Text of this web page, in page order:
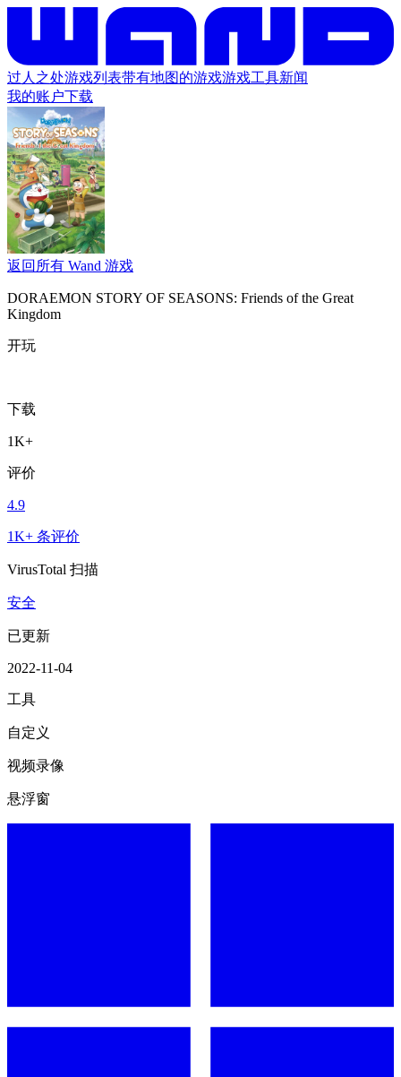
过人之处游戏列表带有地图的游戏游戏工具新闻
我的账户下载
返回所有 Wand 游戏
DORAEMON STORY OF SEASONS: Friends of the Great
Kingdom
开玩
下载
1K+
评价
4.9
1K+ 条评价
VirusTotal 扫描
安全
已更新
2022-11-04
工具
自定义
视频录像
悬浮窗